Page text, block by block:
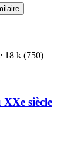
18 k (750)
siècle